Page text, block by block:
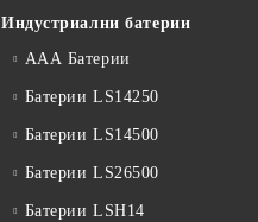
Индустриални батерии
ААА Батерии
Батерии LS14250
Батерии LS14500
Батерии LS26500
Батерии LSH14